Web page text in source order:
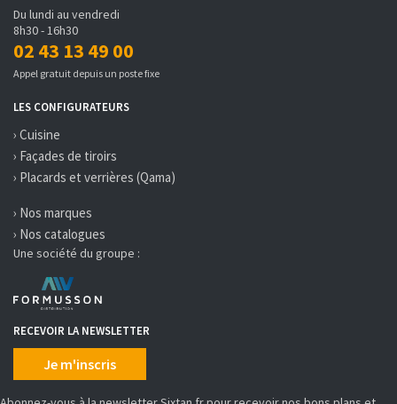
Du lundi au vendredi
8h30 - 16h30
02 43 13 49 00
Appel gratuit depuis un poste fixe
LES CONFIGURATEURS
› Cuisine
› Façades de tiroirs
› Placards et verrières (Qama)
› Nos marques
› Nos catalogues
Une société du groupe :
RECEVOIR LA NEWSLETTER
Je m'inscris